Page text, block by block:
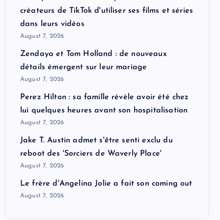
créateurs de TikTok d'utiliser ses films et séries
dans leurs vidéos
August 7, 2026
Zendaya et Tom Holland : de nouveaux
détails émergent sur leur mariage
August 7, 2026
Perez Hilton : sa famille révèle avoir été chez
lui quelques heures avant son hospitalisation
August 7, 2026
Jake T. Austin admet s'être senti exclu du
reboot des 'Sorciers de Waverly Place'
August 7, 2026
Le frère d'Angelina Jolie a fait son coming out
August 7, 2026